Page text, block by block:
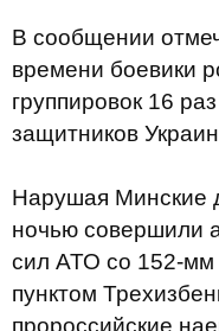
В сообщении
времени боевики
группировок 16
защитников
Нарушая Минские
ночью совершили
сил АТО со 152-
пунктом
пророссийские